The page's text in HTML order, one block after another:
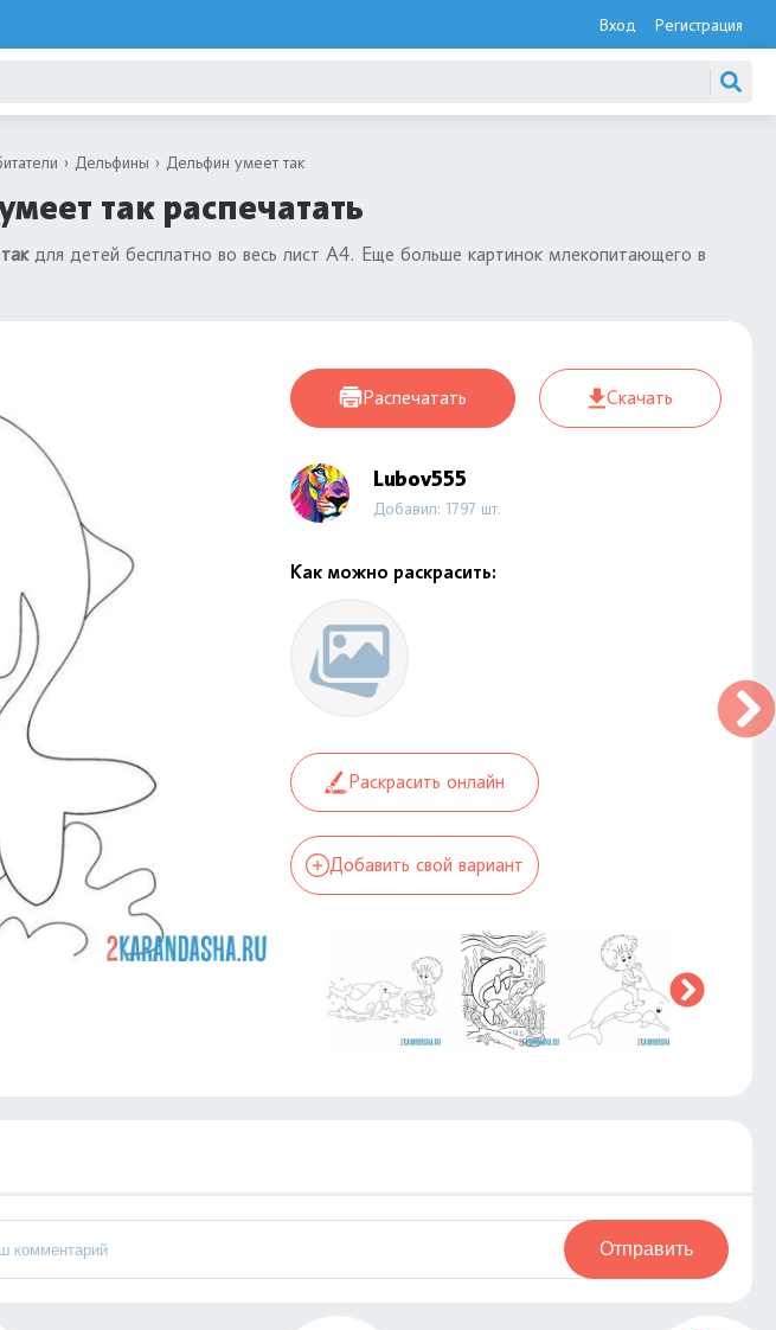
Вход Регистрация
Дельфины Дельфин умеет так
так распечатать
для детей бесплатно во весь лист А4. Еще больше картинок млекопитающего в
Распечатать Скачать
Lubov555
Добавил: 1797 шт.
Как можно раскрасить:
Раскрасить онлайн
Добавить свой вариант
Отправить